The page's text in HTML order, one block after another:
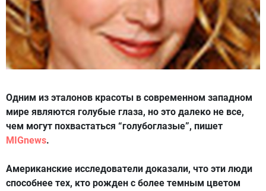
Одним из эталонов красоты в современном западном
мире являются голубые глаза, но это далеко не все,
чем могут похвастаться “голубоглазые”, пишет
MIGnews.
Американские исследователи доказали, что эти люди
способнее тех, кто рожден с более темным цветом